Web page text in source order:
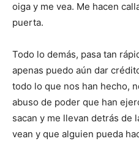
oiga y me vea. Me hacen
puerta.
Todo lo demás, pasa tan
apenas puedo aún dar
todo lo que nos han hecho,
abuso de poder que han
sacan y me llevan detrás de
vean y que alguien pueda